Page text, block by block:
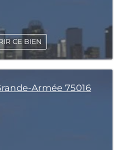
CE BIEN
Armée 75016